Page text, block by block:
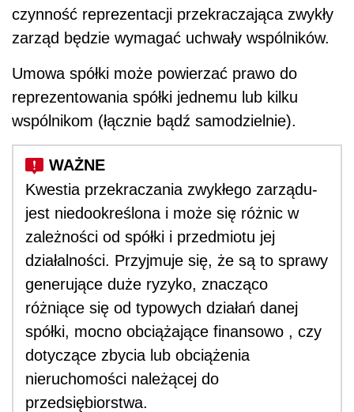
czynność reprezentacji przekraczająca zwykły
zarząd będzie wymagać uchwały wspólników.
Umowa spółki może powierzać prawo do
reprezentowania spółki jednemu lub kilku
wspólnikom (łącznie bądź samodzielnie).
Kwestia przekraczania zwykłego zarządu-
jest niedookreślona i może się różnic w
zależności od spółki i przedmiotu jej
działalności. Przyjmuje się, że są to sprawy
generujące duże ryzyko, znacząco
różniące się od typowych działań danej
spółki, mocno obciążające finansowo , czy
dotyczące zbycia lub obciążenia
nieruchomości należącej do
przedsiębiorstwa.